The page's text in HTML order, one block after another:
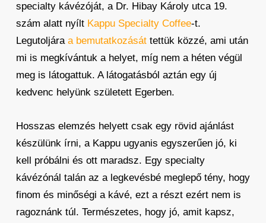
specialty kávézóját, a Dr. Hibay Károly utca 19.
szám alatt nyílt Kappu Specialty Coffee-t.
Legutoljára a bemutatkozásáttettük közzé, ami után
mi is megkívántuk a helyet, míg nem a héten végül
meg is látogattuk. A látogatásból aztán egy új
kedvenc helyünk született Egerben.
Hosszas elemzés helyett csak egy rövid ajánlást
készülünk írni, a Kappu ugyanis egyszerűen jó, ki
kell próbálni és ott maradsz. Egy specialty
kávézónál talán az a legkevésbé meglepő tény, hogy
finom és minőségi a kávé, ezt a részt ezért nem is
ragoznánk túl. Természetes, hogy jó, amit kapsz,